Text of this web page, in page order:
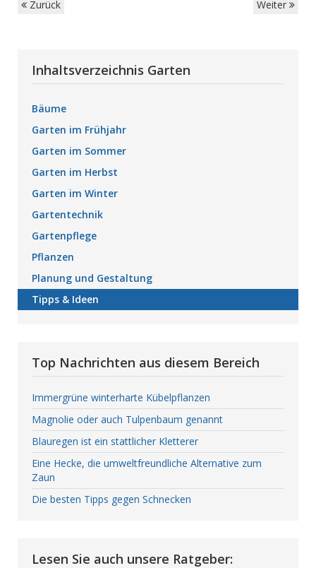
Zurück Weiter
Inhaltsverzeichnis Garten
Bäume
Garten im Frühjahr
Garten im Sommer
Garten im Herbst
Garten im Winter
Gartentechnik
Gartenpflege
Pflanzen
Planung und Gestaltung
Tipps & Ideen
Top Nachrichten aus diesem Bereich
Immergrüne winterharte Kübelpflanzen
Magnolie oder auch Tulpenbaum genannt
Blauregen ist ein stattlicher Kletterer
Eine Hecke, die umweltfreundliche Alternative zum
Zaun
Die besten Tipps gegen Schnecken
Lesen Sie auch unsere Ratgeber: